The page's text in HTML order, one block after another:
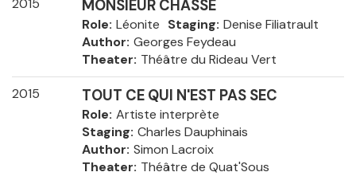
2015 MONSIEUR CHASSE
Role Léonite Staging Denise Filiatrault
Author Georges Feydeau
Theater Théâtre du Rideau Vert
2015 TOUT CE QUI N'EST PAS SEC
Role Artiste interprète
Staging Charles Dauphinais
Author Simon Lacroix
Theater Théâtre de Quat'Sous